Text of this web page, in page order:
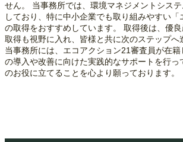
せん。 当事務所では、環境マネジメントシス
しており、特に中小企業でも取り組みやすい「
の取得をおすすめしています。 取得後は、優
取得も視野に入れ、皆様と共に次のステップへ
当事務所には、エコアクション21審査員が在
の導入や改善に向けた実践的なサポートを行っ
のお役に立てることを心より願っております。